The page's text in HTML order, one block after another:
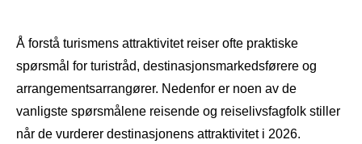
Å forstå turismens attraktivitet reiser ofte praktiske
spørsmål for turistråd, destinasjonsmarkedsførere og
arrangementsarrangører. Nedenfor er noen av de
vanligste spørsmålene reisende og reiselivsfagfolk stiller
når de vurderer destinasjonens attraktivitet i 2026.